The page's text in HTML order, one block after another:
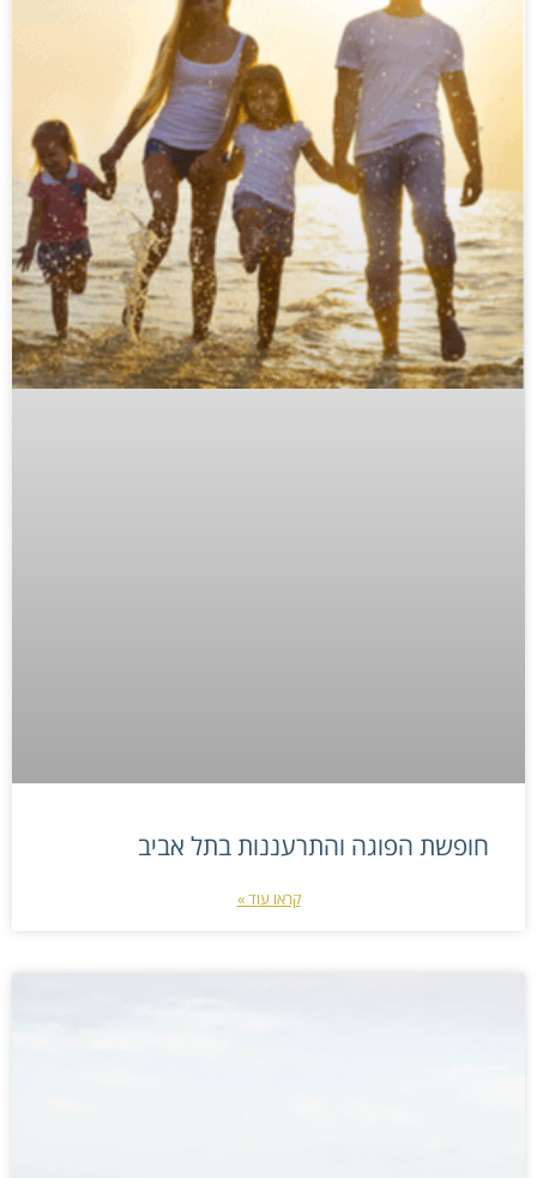
חופשת הפוגה והתרעננות בתל אביב
קראו עוד »